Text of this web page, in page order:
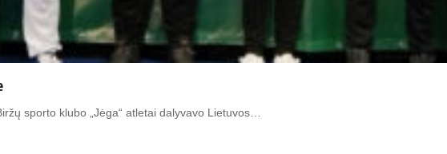
sporto klubo „Jėga“ atletai dalyvavo Lietuvos…